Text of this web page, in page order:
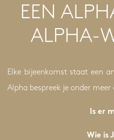
EEN
ALPHA-
Elke bijeenkomst staat een
Alpha bespreek je onder
Is er
Wie is